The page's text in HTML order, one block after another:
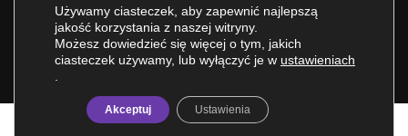
E-mail:sklep@rolkilozyska.pl
Używamy ciasteczek, aby zapewnić najlepszą
jakość korzystania z naszej witryny.
Możesz dowiedzieć się więcej o tym, jakich
ciasteczek używamy, lub wyłączyć je w ustawieniach
Akceptuj Ustawienia